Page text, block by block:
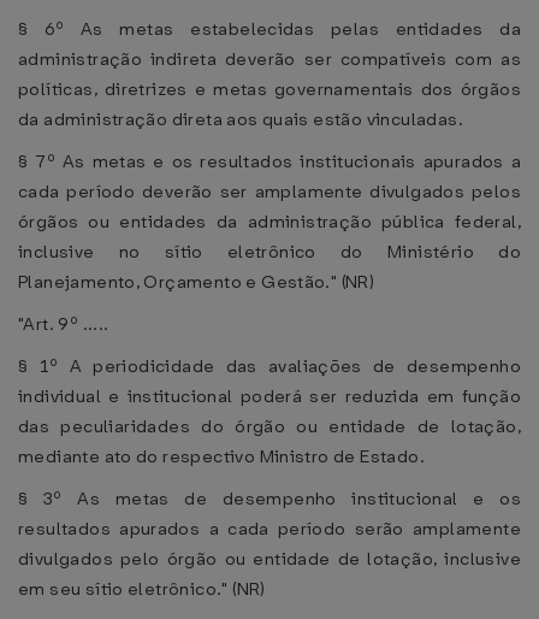
§ 6º As metas estabelecidas pelas entidades da
administração indireta deverão ser compatíveis com as
políticas, diretrizes e metas governamentais dos órgãos
da administração direta aos quais estão vinculadas.
§ 7º As metas e os resultados institucionais apurados a
cada período deverão ser amplamente divulgados pelos
órgãos ou entidades da administração pública federal,
inclusive no sítio eletrônico do Ministério do
Planejamento, Orçamento e Gestão." (NR)
"Art. 9º .....
§ 1º A periodicidade das avaliações de desempenho
individual e institucional poderá ser reduzida em função
das peculiaridades do órgão ou entidade de lotação,
mediante ato do respectivo Ministro de Estado.
§ 3º As metas de desempenho institucional e os
resultados apurados a cada período serão amplamente
divulgados pelo órgão ou entidade de lotação, inclusive
em seu sítio eletrônico." (NR)